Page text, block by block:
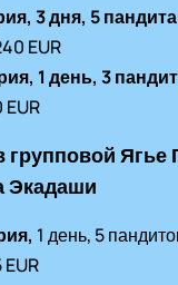
3 дня, 5
EUR
1 день, 3
EUR
групповой Ягье
Экадаши
1 день, 5